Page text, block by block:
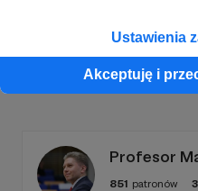
Ustawienia
Akceptuję i
Promowani
Profesor
851 patronów